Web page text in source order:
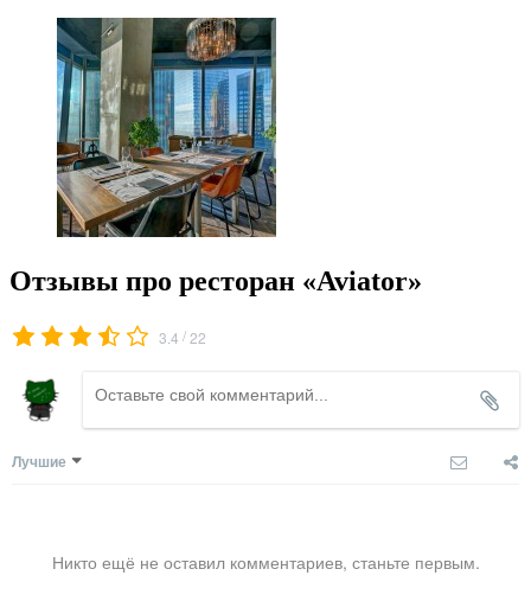
Отзывы про ресторан «Aviator»
3.4 /22
Лучшие
Никто ещё не оставил комментариев, станьте первым.